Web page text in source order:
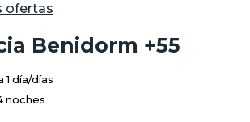
ofertas
Benidorm +55
1 día/días
noches